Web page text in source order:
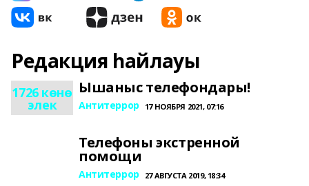
Редакция һайлауы
1726 көнө
элек
Ышаныс телефондары!
Антитеррор 17 НОЯБРЯ 2021, 07:16
Телефоны экстренной
помощи
Антитеррор 27 АВГУСТА 2019, 18:34